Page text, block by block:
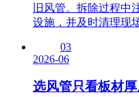
旧风管。拆除过程中
设施，并及时清理现
03
2026-06
选风管只看板材